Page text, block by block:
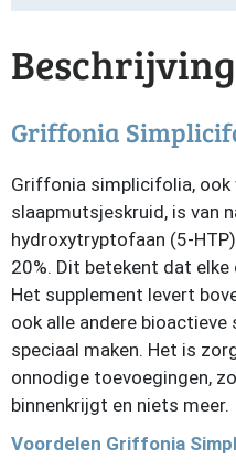
Beschrijving
Griffonia
Griffonia simplicifolia, ook
slaapmutsjeskruid, is van
hydroxytryptofaan (5-
20%. Dit betekent dat
Het supplement levert
ook alle andere
speciaal maken. Het is
onnodige toevoegingen,
binnenkrijgt en niets meer.
Voordelen Griffonia